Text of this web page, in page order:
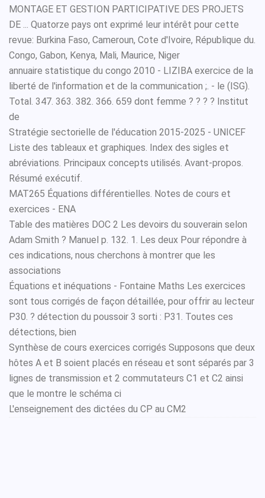
MONTAGE ET GESTION PARTICIPATIVE DES PROJETS
DE ... Quatorze pays ont exprimé leur intérêt pour cette
revue: Burkina Faso, Cameroun, Cote d'Ivoire, République du.
Congo, Gabon, Kenya, Mali, Maurice, Niger
annuaire statistique du congo 2010 - LIZIBA exercice de la
liberté de l'information et de la communication ;. - le (ISG).
Total. 347. 363. 382. 366. 659 dont femme ? ? ? ? Institut
de
Stratégie sectorielle de l'éducation 2015-2025 - UNICEF
Liste des tableaux et graphiques. Index des sigles et
abréviations. Principaux concepts utilisés. Avant-propos.
Résumé exécutif.
MAT265 Équations différentielles. Notes de cours et
exercices - ENA
Table des matières DOC 2 Les devoirs du souverain selon
Adam Smith ? Manuel p. 132. 1. Les deux Pour répondre à
ces indications, nous cherchons à montrer que les
associations
Équations et inéquations - Fontaine Maths Les exercices
sont tous corrigés de façon détaillée, pour offrir au lecteur
P30. ? détection du poussoir 3 sorti : P31. Toutes ces
détections, bien
Synthèse de cours exercices corrigés Supposons que deux
hôtes A et B soient placés en réseau et sont séparés par 3
lignes de transmission et 2 commutateurs C1 et C2 ainsi
que le montre le schéma ci
L'enseignement des dictées du CP au CM2